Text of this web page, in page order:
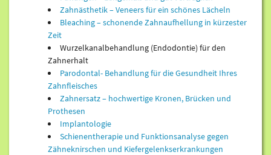
Zahnästhetik – Veneers für ein schönes Lächeln
Bleaching – schonende Zahnaufhellung in kürzester
Zeit
Wurzelkanalbehandlung (Endodontie) für den
Zahnerhalt
Parodontal- Behandlung für die Gesundheit Ihres
Zahnfleisches
Zahnersatz – hochwertige Kronen, Brücken und
Prothesen
Implantologie
Schienentherapie und Funktionsanalyse gegen
Zähneknirschen und Kiefergelenkserkrankungen